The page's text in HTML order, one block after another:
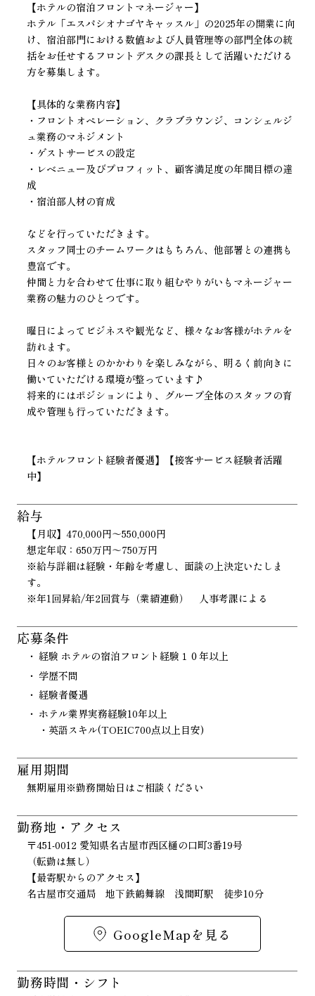
【ホテルの宿泊フロントマネージャー】
ホテル「エスパシオナゴヤキャッスル」の2025年の開業に向
け、宿泊部門における数値および人員管理等の部門全体の統
括をお任せするフロントデスクの課長として活躍いただける
方を募集します。
【具体的な業務内容】
・フロントオペレーション、クラブラウンジ、コンシェルジ
ュ業務のマネジメント
・ゲストサービスの設定
・レベニュー及びプロフィット、顧客満足度の年間目標の達
成
・宿泊部人材の育成
などを行っていただきます。
スタッフ同士のチームワークはもちろん、他部署との連携も
豊富です。
仲間と力を合わせて仕事に取り組むやりがいもマネージャー
業務の魅力のひとつです。
曜日によってビジネスや観光など、様々なお客様がホテルを
訪れます。
日々のお客様とのかかわりを楽しみながら、明るく前向きに
働いていただける環境が整っています♪
将来的にはポジションにより、グループ全体のスタッフの育
成や管理も行っていただきます。
【ホテルフロント経験者優遇】【接客サービス経験者活躍
中】
給与
【月収】470,000円～550,000円
想定年収：650万円～750万円
※給与詳細は経験・年齢を考慮し、面談の上決定いたしま
す。
※年1回昇給/年2回賞与（業績連動） 人事考課による
応募条件
経験 ホテルの宿泊フロント経験１０年以上
学歴不問
経験者優遇
ホテル業界実務経験10年以上
・英語スキル(TOEIC700点以上目安)
雇用期間
無期雇用※勤務開始日はご相談ください
勤務地・アクセス
〒451-0012 愛知県名古屋市西区樋の口町3番19号
（転勤は無し）
【最寄駅からのアクセス】
名古屋市交通局 地下鉄鶴舞線 浅間町駅 徒歩10分
GoogleMapを見る
勤務時間・シフト